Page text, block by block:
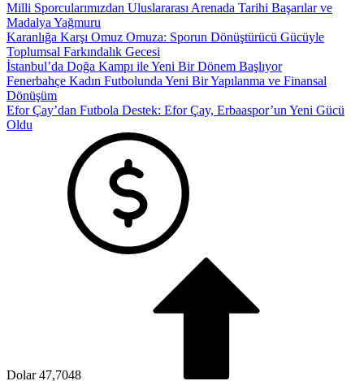
Milli Sporcularımızdan Uluslararası Arenada Tarihi Başarılar ve
Madalya Yağmuru
Karanlığa Karşı Omuz Omuza: Sporun Dönüştürücü Gücüyle
Toplumsal Farkındalık Gecesi
İstanbul’da Doğa Kampı ile Yeni Bir Dönem Başlıyor
Fenerbahçe Kadın Futbolunda Yeni Bir Yapılanma ve Finansal
Dönüşüm
Efor Çay’dan Futbola Destek: Efor Çay, Erbaaspor’un Yeni Gücü
Oldu
Dolar 47,7048